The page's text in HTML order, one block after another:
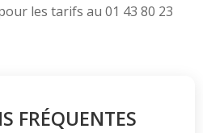
les tarifs au 01 43 80 23
FRÉQUENTES